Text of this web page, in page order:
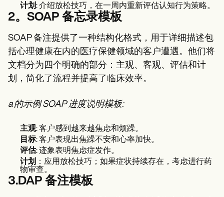
计划: 介绍放松技巧，在一周内重新评估认知行为策略。
2。SOAP 备忘录模板
SOAP 备注提供了一种结构化格式，用于详细描述包
括心理健康在内的医疗保健领域的客户遭遇。他们将
文档分为四个明确的部分：主观、客观、评估和计
划，简化了流程并提高了临床效率。
a 的示例 SOAP 进度说明模板:
主观: 客户感到越来越焦虑和烦躁。
目标: 客户表现出焦躁不安和心率加快。
评估: 迹象表明焦虑症发作。
计划 ：应用放松技巧；如果症状持续存在，考虑进行药
物审查。
3.DAP 备注模板